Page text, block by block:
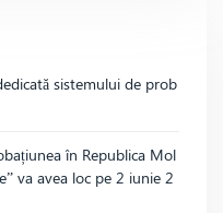
sistemului de prob
în Republica Mol
va avea loc pe 2 iunie 2